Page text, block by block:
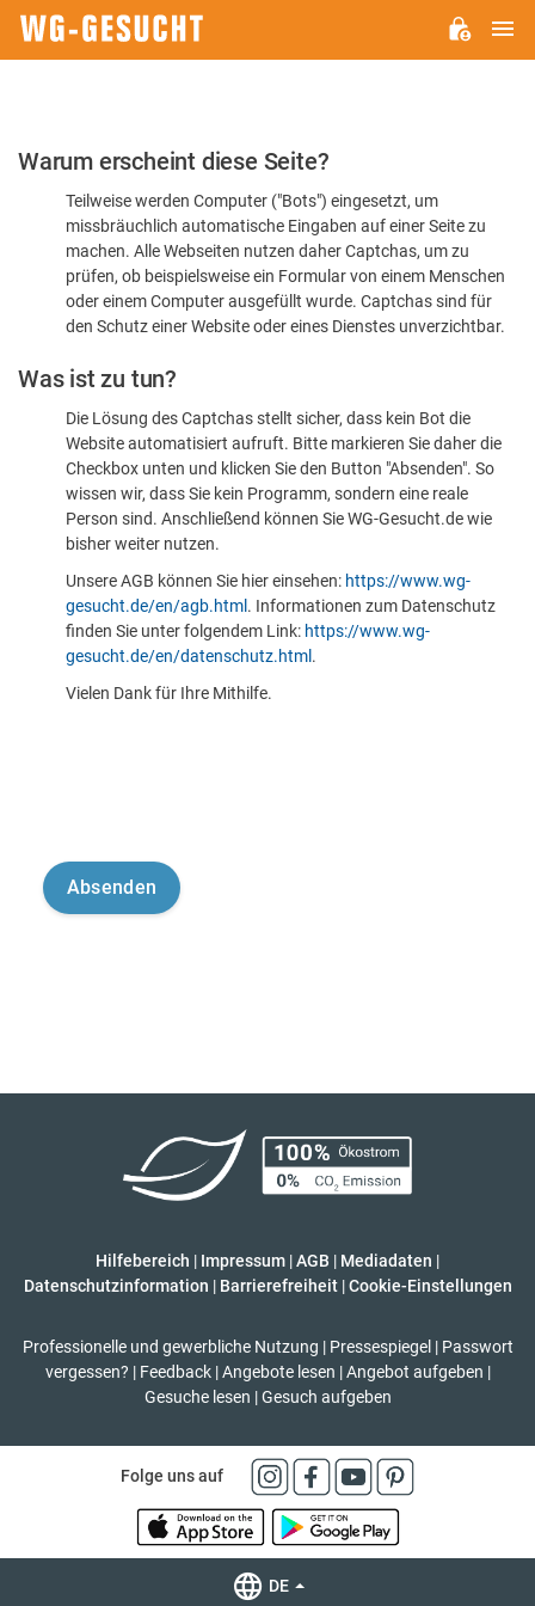
Bitte
dass
sind
Warum erscheint diese Seite?
Teilweise werden Computer ("Bots") eingesetzt, um
missbräuchlich automatische Eingaben auf einer Seite zu
machen. Alle Webseiten nutzen daher Captchas, um zu
prüfen, ob beispielsweise ein Formular von einem Menschen
oder einem Computer ausgefüllt wurde. Captchas sind für
den Schutz einer Website oder eines Dienstes unverzichtbar.
Was ist zu tun?
Die Lösung des Captchas stellt sicher, dass kein Bot die
Website automatisiert aufruft. Bitte markieren Sie daher die
Checkbox unten und klicken Sie den Button "Absenden". So
wissen wir, dass Sie kein Programm, sondern eine reale
Person sind. Anschließend können Sie WG-Gesucht.de wie
bisher weiter nutzen.
Unsere AGB können Sie hier einsehen: https://www.wg-
gesucht.de/en/agb.html . Informationen zum Datenschutz
finden Sie unter folgendem Link: https://www.wg-
gesucht.de/en/datenschutz.html .
Vielen Dank für Ihre Mithilfe.
Hilfebereich | Impressum |AGB | Mediadaten |
Datenschutzinformation | Barrierefreiheit | Cookie-Einstellungen
Professionelle und gewerbliche Nutzung | Pressespiegel | Passwort
vergessen? | Feedback | Angebote lesen | Angebot aufgeben |
Gesuche lesen | Gesuch aufgeben
Folge uns auf
DE